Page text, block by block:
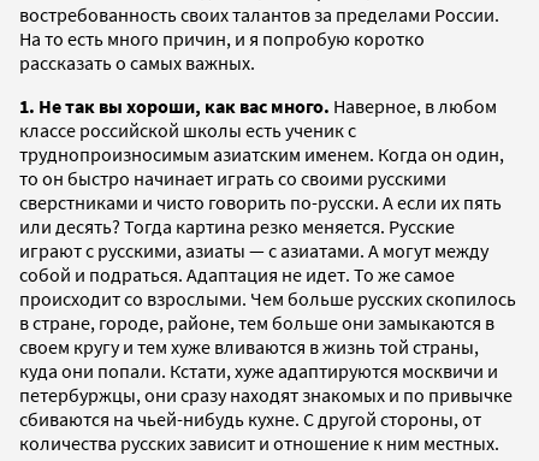
востребованность своих талантов за пределами России.
На то есть много причин, и я попробую коротко
рассказать о самых важных.
1. Не так вы хороши, как вас много. Наверное, в любом
классе российской школы есть ученик с
труднопроизносимым азиатским именем. Когда он один,
то он быстро начинает играть со своими русскими
сверстниками и чисто говорить по-русски. А если их пять
или десять? Тогда картина резко меняется. Русские
играют с русскими, азиаты — с азиатами. А могут между
собой и подраться. Адаптация не идет. То же самое
происходит со взрослыми. Чем больше русских скопилось
в стране, городе, районе, тем больше они замыкаются в
своем кругу и тем хуже вливаются в жизнь той страны,
куда они попали. Кстати, хуже адаптируются москвичи и
петербуржцы, они сразу находят знакомых и по привычке
сбиваются на чьей-нибудь кухне. С другой стороны, от
количества русских зависит и отношение к ним местных.